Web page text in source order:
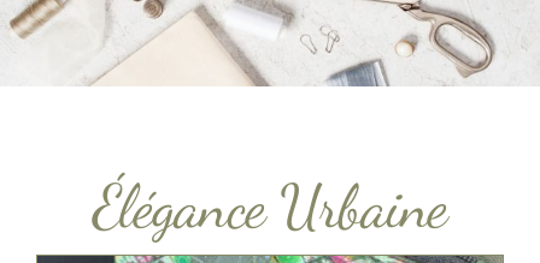
Mon Compte
Élégance Urbaine